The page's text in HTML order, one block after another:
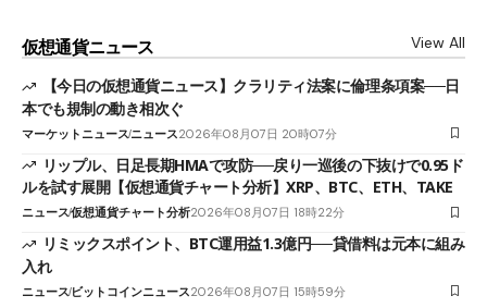
仮想通貨ニュース View All
【今日の仮想通貨ニュース】クラリティ法案に倫理条項案──日
本でも規制の動き相次ぐ
マーケットニュースニュース2026年08月07日 20時07分
リップル、日足長期HMAで攻防──戻り一巡後の下抜けで0.95ド
ルを試す展開【仮想通貨チャート分析】XRP、BTC、ETH、TAKE
ニュース仮想通貨チャート分析2026年08月07日 18時22分
リミックスポイント、BTC運用益1.3億円──貸借料は元本に組み
入れ
ニュースビットコインニュース2026年08月07日 15時59分